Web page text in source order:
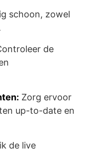
schoon, zowel
de
Zorg ervoor
up-to-date en
de live